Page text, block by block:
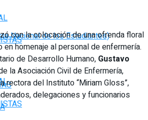
Nacional de los Estudiantes)
con la colocación de una ofrenda floral
en homenaje al personal de enfermería.
de Desarrollo Humano, Gustavo
la Asociación Civil de Enfermería,
rectora del Instituto “Miriam Gloss”,
delegaciones y funcionarios